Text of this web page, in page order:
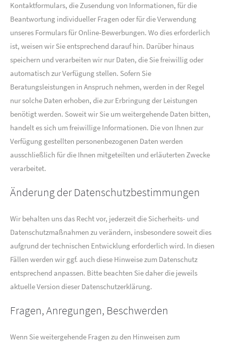
Kontaktformulars, die Zusendung von Informationen, für die
Beantwortung individueller Fragen oder für die Verwendung
unseres Formulars für Online-Bewerbungen. Wo dies erforderlich
ist, weisen wir Sie entsprechend darauf hin. Darüber hinaus
speichern und verarbeiten wir nur Daten, die Sie freiwillig oder
automatisch zur Verfügung stellen. Sofern Sie
Beratungsleistungen in Anspruch nehmen, werden in der Regel
nur solche Daten erhoben, die zur Erbringung der Leistungen
benötigt werden. Soweit wir Sie um weitergehende Daten bitten,
handelt es sich um freiwillige Informationen. Die von Ihnen zur
Verfügung gestellten personenbezogenen Daten werden
ausschließlich für die Ihnen mitgeteilten und erläuterten Zwecke
verarbeitet.
Änderung der Datenschutzbestimmungen
Wir behalten uns das Recht vor, jederzeit die Sicherheits- und
Datenschutzmaßnahmen zu verändern, insbesondere soweit dies
aufgrund der technischen Entwicklung erforderlich wird. In diesen
Fällen werden wir ggf. auch diese Hinweise zum Datenschutz
entsprechend anpassen. Bitte beachten Sie daher die jeweils
aktuelle Version dieser Datenschutzerklärung.
Fragen, Anregungen, Beschwerden
Wenn Sie weitergehende Fragen zu den Hinweisen zum